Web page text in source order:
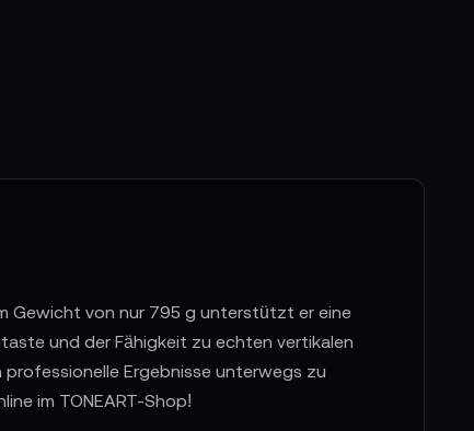
Gewicht von nur 795 g unterstützt er eine
und der Fähigkeit zu echten vertikalen
Ergebnisse unterwegs zu
im TONEART-Shop!